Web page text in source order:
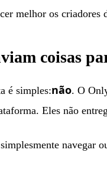
melhor os criadores
coisas
é simples:não. O
Eles não
navegar